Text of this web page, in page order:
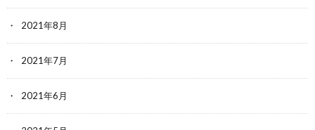
2021年8月
2021年7月
2021年6月